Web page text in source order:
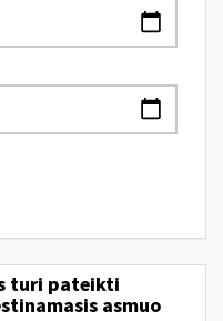
turi pateikti
asmuo